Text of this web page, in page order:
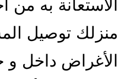
الاستعانة به
منزلك توصيل
الأغراض داخل و